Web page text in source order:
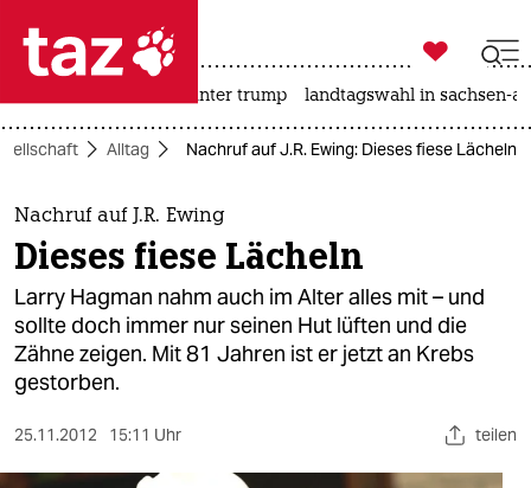
 taz zahl ich
taz zahl ich
themen
politik
öko
gesellschaft
kultur

taz zahl ich
usa unter trump landtagswahl in sachsen-
Alltag Nachruf auf J.R. Ewing: Dieses fiese Lächeln
Nachruf auf J.R. Ewing
Dieses fiese Lächeln
Larry Hagman nahm auch im Alter alles mit – und
sollte doch immer nur seinen Hut lüften und die
Zähne zeigen. Mit 81 Jahren ist er jetzt an Krebs
gestorben.
25.11.2012 15:11 Uhr teilen